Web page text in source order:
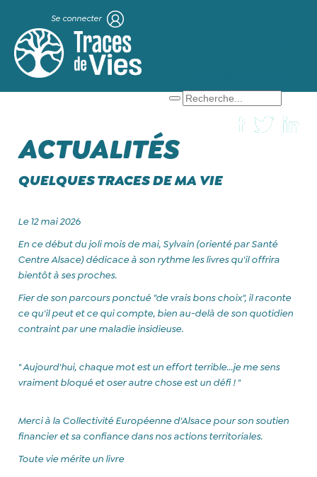
Se connecter
ACTUALITÉS
QUELQUES TRACES DE MA VIE
Le 12 mai 2026
En ce début du joli mois de mai, Sylvain (orienté par Santé
Centre Alsace) dédicace à son rythme les livres qu'il offrira
bientôt à ses proches.
Fier de son parcours ponctué "de vrais bons choix", il raconte
ce qu'il peut et ce qui compte, bien au-delà de son quotidien
contraint par une maladie insidieuse.
" Aujourd'hui, chaque mot est un effort terrible...je me sens
vraiment bloqué et oser autre chose est un défi ! "
Merci à la Collectivité Européenne d'Alsace pour son soutien
financier et sa confiance dans nos actions territoriales.
Toute vie mérite un livre